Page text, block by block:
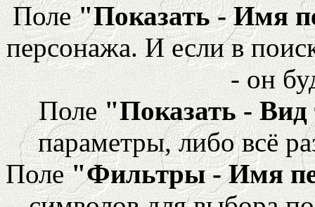
Поле"Показать - Имя
персонажа. И если в
- он
Поле "Показать -
параметры, либо всё
Поле"Фильтры - Имя